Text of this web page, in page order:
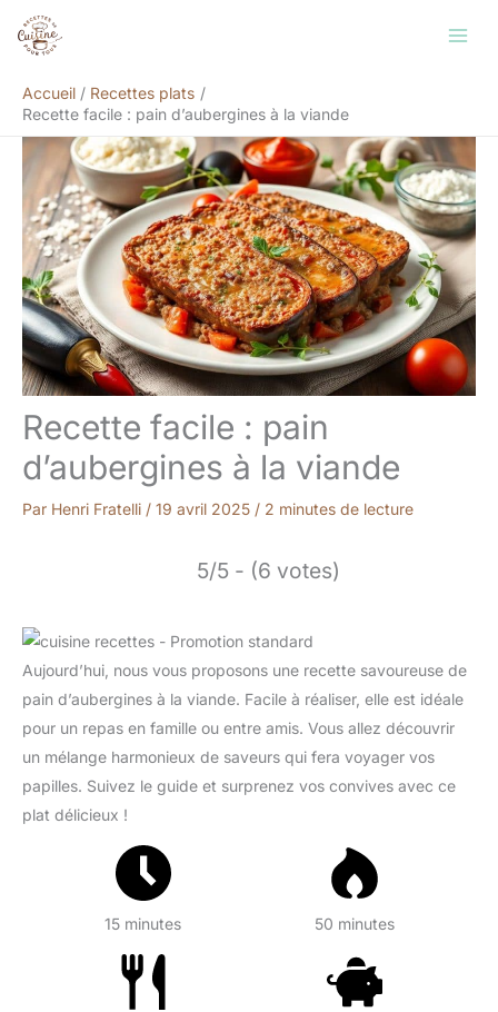
Accueil
Recettes plats
Recette facile : pain d’aubergines à la viande
Recette facile : pain
d’aubergines à la viande
Par Henri Fratelli / 19 avril 2025 / 2 minutes de lecture
5/5 - (6 votes)
Aujourd’hui, nous vous proposons une recette savoureuse de
pain d’aubergines à la viande. Facile à réaliser, elle est idéale
pour un repas en famille ou entre amis. Vous allez découvrir
un mélange harmonieux de saveurs qui fera voyager vos
papilles. Suivez le guide et surprenez vos convives avec ce
plat délicieux !
15 minutes 50 minutes
Rechercher